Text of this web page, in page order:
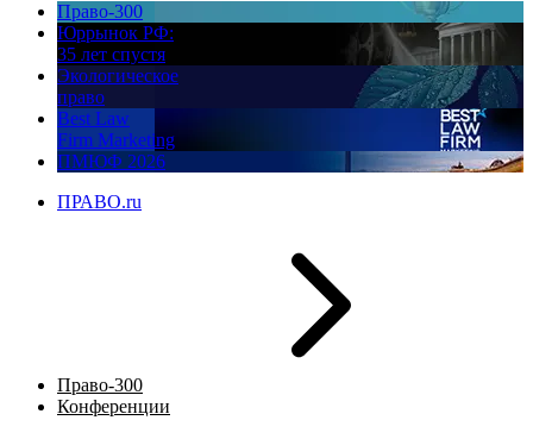
Право-300
Юррынок РФ:
35 лет спустя
Экологическое
право
Best Law
Firm Marketing
ПМЮФ 2026
ПРАВО.ru
Право-300
Конференции